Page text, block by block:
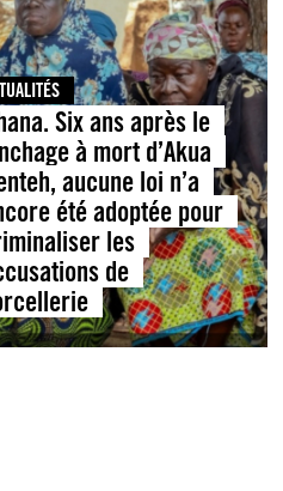
Six ans après le
à mort d’Akua
aucune loi n’a
été adoptée pour
les
de